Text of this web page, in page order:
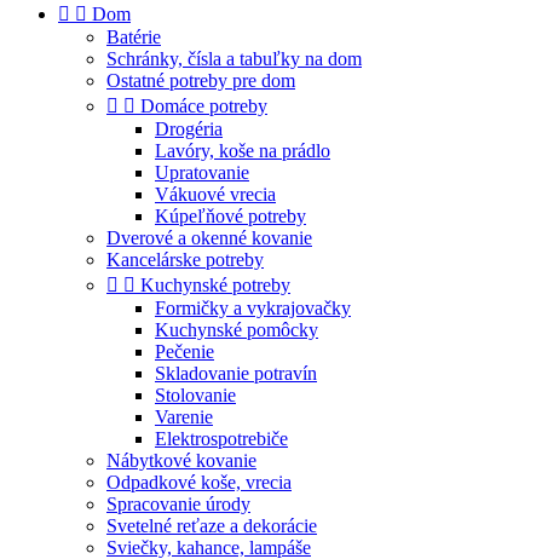
  Dom
Batérie
Schránky, čísla a tabuľky na dom
Ostatné potreby pre dom
  Domáce potreby
Drogéria
Lavóry, koše na prádlo
Upratovanie
Vákuové vrecia
Kúpeľňové potreby
Dverové a okenné kovanie
Kancelárske potreby
  Kuchynské potreby
Formičky a vykrajovačky
Kuchynské pomôcky
Pečenie
Skladovanie potravín
Stolovanie
Varenie
Elektrospotrebiče
Nábytkové kovanie
Odpadkové koše, vrecia
Spracovanie úrody
Svetelné reťaze a dekorácie
Sviečky, kahance, lampáše